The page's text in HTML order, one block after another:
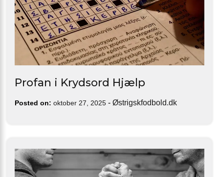
Profan i Krydsord Hjælp
Posted on: oktober 27, 2025 - Østrigskfodbold.dk